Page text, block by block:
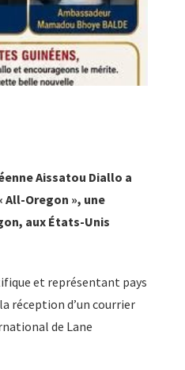
Aissatou Diallo a
Oregon », une
aux États-Unis
et représentant pays
réception d’un courrier
de Lane